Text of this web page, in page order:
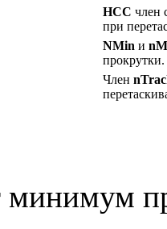
НСС член
при
NMin и
прокрутки.
Член
минимум